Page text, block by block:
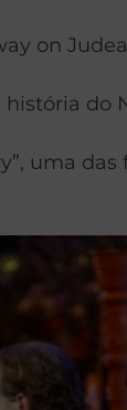
on
do
uma